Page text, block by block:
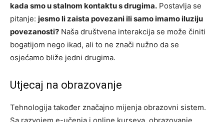
kada smo u stalnom kontaktu s drugima. Postavlja se
pitanje: jesmo li zaista povezani ili samo imamo iluziju
povezanosti? Naša društvena interakcija se može činiti
bogatijom nego ikad, ali to ne znači nužno da se
osjećamo bliže jedni drugima.
Utjecaj na obrazovanje
Tehnologija također značajno mijenja obrazovni sistem.